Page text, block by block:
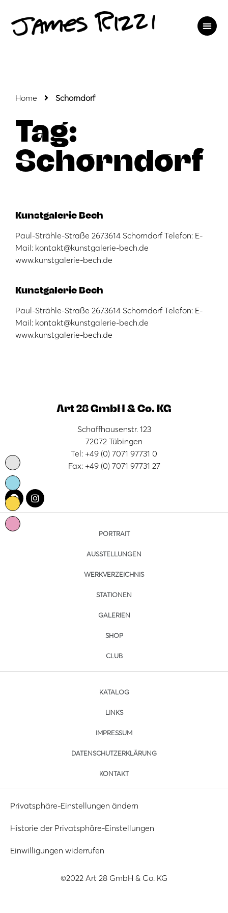
Home Schorndorf
Tag:
Schorndorf
Kunstgalerie Bech
Paul-Strähle-Straße 2673614 Schorndorf Telefon: E-
Mail: kontakt@kunstgalerie-bech.de
www.kunstgalerie-bech.de
Kunstgalerie Bech
Paul-Strähle-Straße 2673614 Schorndorf Telefon: E-
Mail: kontakt@kunstgalerie-bech.de
www.kunstgalerie-bech.de
Art 28 GmbH & Co. KG
Schaffhausenstr. 123
72072 Tübingen
Tel: +49 (0) 7071 97731 0
Fax: +49 (0) 7071 97731 27
PORTRAIT
AUSSTELLUNGEN
WERKVERZEICHNIS
STATIONEN
GALERIEN
SHOP
CLUB
KATALOG
LINKS
IMPRESSUM
DATENSCHUTZERKLÄRUNG
KONTAKT
Privatsphäre-Einstellungen ändern
Historie der Privatsphäre-Einstellungen
Einwilligungen widerrufen
©2022 Art 28 GmbH & Co. KG